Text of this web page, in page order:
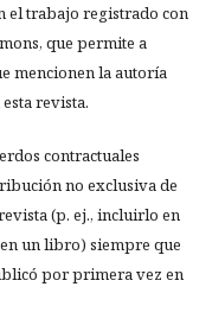
el trabajo registrado con
que permite a
mencionen la autoría
revista.
contractuales
no exclusiva de
(p. ej., incluirlo en
un libro) siempre que
por primera vez en